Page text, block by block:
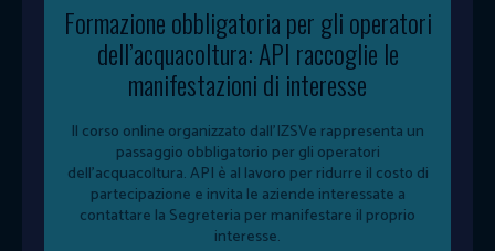
Formazione obbligatoria per gli operatori
dell’acquacoltura: API raccoglie le
manifestazioni di interesse
Il corso online organizzato dall'IZSVe rappresenta un
passaggio obbligatorio per gli operatori
dell'acquacoltura. API è al lavoro per ridurre il costo di
partecipazione e invita le aziende interessate a
contattare la Segreteria per manifestare il proprio
interesse.